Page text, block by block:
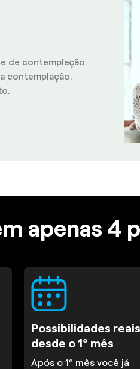
de contemplação.
contemplação.
apenas 4
Possibilidades reais
desde o 1º mês
Após o 1º mês você já